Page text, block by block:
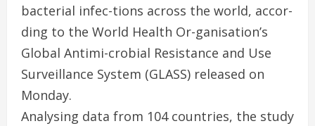
bacterial infec-tions across the world, accor-
ding to the World Health Or-ganisation’s
Global Antimi-crobial Resistance and Use
Surveillance System (GLASS) released on
Monday.
Analysing data from 104 countries, the study